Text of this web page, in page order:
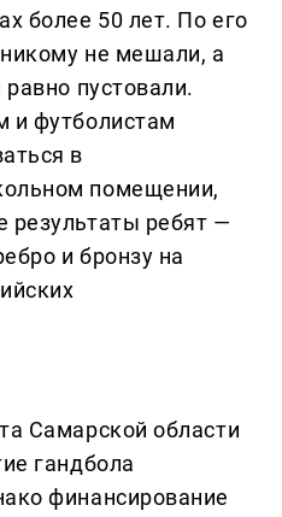
более 50 лет. По его
не мешали, а
пустовали.
и футболистам
в
помещении,
результаты ребят —
и бронзу на
Самарской области
гандбола
финансирование